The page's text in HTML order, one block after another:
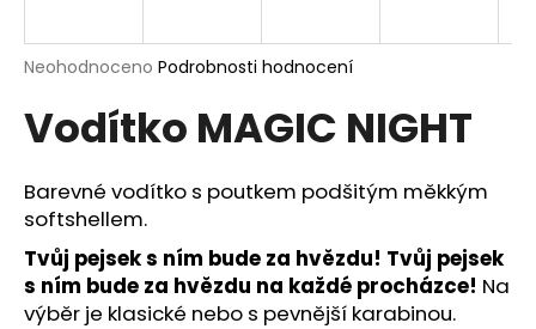
Průměrné
produktu
je
z
5
hvězdiček.
Neohodnoceno Podrobnosti hodnocení
Vodítko MAGIC NIGHT
Barevné vodítko s poutkem podšitým měkkým
softshellem.
Tvůj pejsek s ním bude za hvězdu! Tvůj pejsek
s ním bude za hvězdu na každé procházce! Na
výběr je klasické nebo s pevnější karabinou.
j
t
?
HLEDAT